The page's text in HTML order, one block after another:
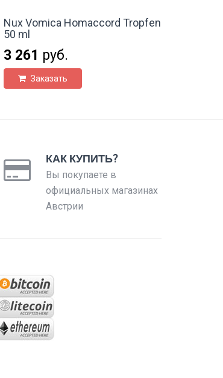
Nux Vomica Homaccord Tropfen
50 ml
3 261 руб.
Заказать
КАК КУПИТЬ?
Вы покупаете в
официальных магазинах
Австрии